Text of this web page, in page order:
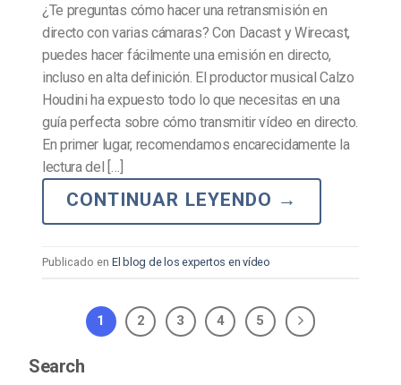
¿Te preguntas cómo hacer una retransmisión en
directo con varias cámaras? Con Dacast y Wirecast,
puedes hacer fácilmente una emisión en directo,
incluso en alta definición. El productor musical Calzo
Houdini ha expuesto todo lo que necesitas en una
guía perfecta sobre cómo transmitir vídeo en directo.
En primer lugar, recomendamos encarecidamente la
lectura del […]
CONTINUAR LEYENDO →
Publicado en El blog de los expertos en vídeo
1 2 3 4 5
Search